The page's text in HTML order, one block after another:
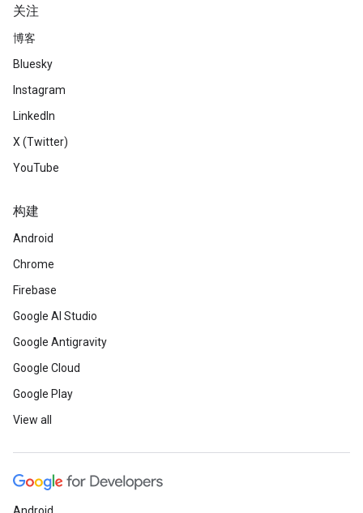
关注
博客
Bluesky
Instagram
LinkedIn
X (Twitter)
YouTube
构建
Android
Chrome
Firebase
Google AI Studio
Google Antigravity
Google Cloud
Google Play
View all